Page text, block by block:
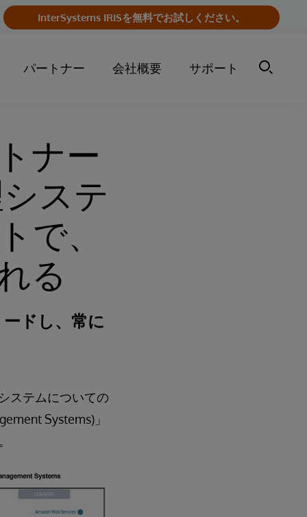
InterSystems IRISを無料でお試しください。
パートナー 会社概要 サポート
ナー
ステ
で、
る
ドし、常に
ステムについての
Systems)」